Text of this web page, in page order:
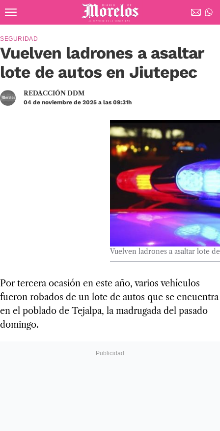
Diario de Morelos
Vuelven ladrones a asaltar
lote de autos en Jiutepec
SEGURIDAD
REDACCIÓN DDM
04 de noviembre de 2025 a las 09:31h
Vuelven ladrones a asaltar lote
Por tercera ocasión en este año, varios vehículos
fueron robados de un lote de autos que se encuentra
en el poblado de Tejalpa, la madrugada del pasado
domingo.